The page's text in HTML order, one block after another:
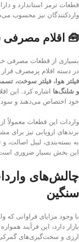
قطعات ترمز استاندارد و
واردکنندگان نیز محسوب
🧰 اقلام مصرفی
بسیاری از قطعات مصرفی
در دسته اقلام پرمصرف
فیلتر هوا، فیلتر سوخت،
و شلنگ‌ها اشاره کرد. این
خود اختصاص می‌دهند و
واردات این قطعات معمولاً
برندهای اروپایی نیز برای
به بسته‌بندی، لیبل اصالت، و
این بخش بسیار ضروری
چالش‌های
سنگین
با وجود مزایای فراوانی که
بازار دارد، این فرآیند
ارزی و سخت‌گیری‌های گمرکی